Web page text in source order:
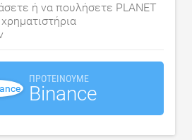
ή να πουλήσετε PLANET
ΠΡΟΤΕΊΝΟΥΜΕ
Binance